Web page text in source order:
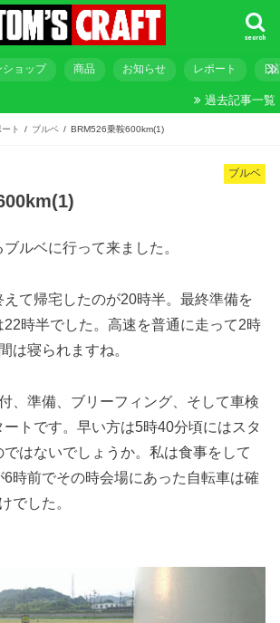
search
ショップ 商品 お知らせ レポート 日
過去記事一覧
ト ブルベ BRM526乗鞍600km(1)
ブルベ
ルベに行って来ました。
て帰宅したのが20時半。最終準備を
22時半でした。高速を普通に走って2時
は寝られますね。
、準備、ブリーフィング、そして車検
トです。早い方は5時40分頃にはスタ
はないでしょうか。私は食事をして
時前でその時会場にあった自転車は確
でした。